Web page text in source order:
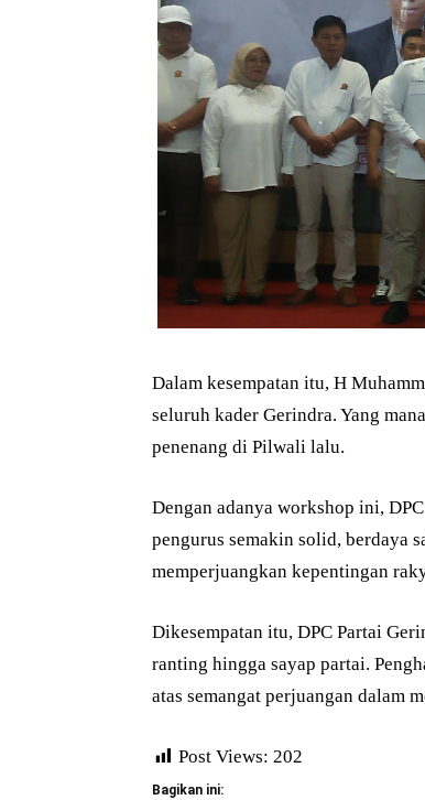
Dalam kesempatan itu, H
seluruh kader Gerindra. Yang
penenang di Pilwali lalu.
Dengan adanya workshop ini,
pengurus semakin solid, berdaya
memperjuangkan kepentingan
Dikesempatan itu, DPC Partai
ranting hingga sayap partai.
atas semangat perjuangan dalam
Post Views: 202
Bagikan ini: